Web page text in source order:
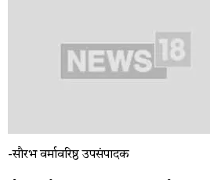
-सौरभ वर्मावरिष्ठ उपसंपादक